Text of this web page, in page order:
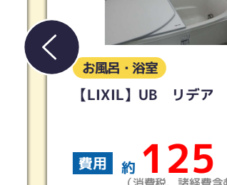
お風呂・浴室
【タカラスタンダード
費用 約 200